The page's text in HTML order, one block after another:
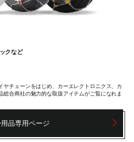
クなど
ヤチェーンをはじめ、カーエレクトロニクス、カ
総合商社の魅力的な取扱アイテムがご覧になれま
用品専用ページ